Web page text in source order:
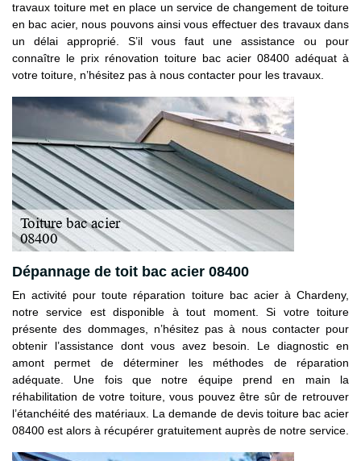
travaux toiture met en place un service de changement de toiture
en bac acier, nous pouvons ainsi vous effectuer des travaux dans
un délai approprié. S’il vous faut une assistance ou pour
connaître le prix rénovation toiture bac acier 08400 adéquat à
votre toiture, n’hésitez pas à nous contacter pour les travaux.
Dépannage de toit bac acier 08400
En activité pour toute réparation toiture bac acier à Chardeny,
notre service est disponible à tout moment. Si votre toiture
présente des dommages, n’hésitez pas à nous contacter pour
obtenir l’assistance dont vous avez besoin. Le diagnostic en
amont permet de déterminer les méthodes de réparation
adéquate. Une fois que notre équipe prend en main la
réhabilitation de votre toiture, vous pouvez être sûr de retrouver
l’étanchéité des matériaux. La demande de devis toiture bac acier
08400 est alors à récupérer gratuitement auprès de notre service.